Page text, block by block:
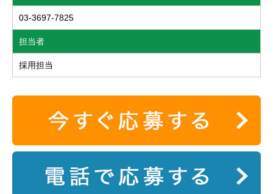
03-3697-7825
担当者
採用担当